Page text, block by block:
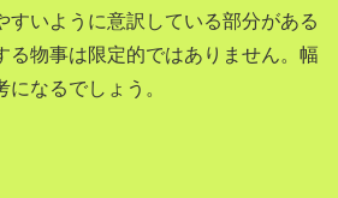
すいように意訳している部分がある
る物事は限定的ではありません。幅
なるでしょう。